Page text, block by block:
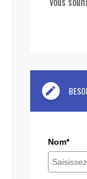
edit
Nom*